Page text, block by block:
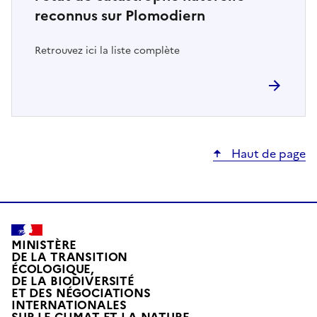
reconnus sur Plomodiern
Retrouvez ici la liste complète
Haut de page
MINISTÈRE
DE LA TRANSITION
ÉCOLOGIQUE,
DE LA BIODIVERSITÉ
ET DES NÉGOCIATIONS
INTERNATIONALES